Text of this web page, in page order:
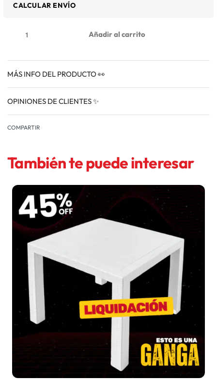
CALCULAR ENVÍO
Añadir al carrito
MÁS INFO DEL PRODUCTO 👀
OPINIONES DE CLIENTES ✨
COMPARTIR
También te puede interesar